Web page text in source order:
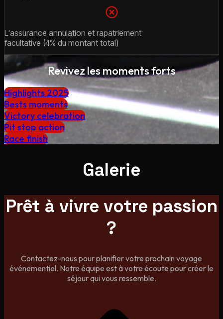
L'assurance annulation et rapatriement
facultative (4% du montant total)
Revivez les moments forts
Highlights 2025
Bests moments
Victory celebration
Pit stop action
Race finish
Galerie
Prêt à vivre votre passion
?
Contactez-nous pour planifier votre prochain voyage
événementiel. Notre équipe est à votre écoute pour créer le
séjour qui vous ressemble.